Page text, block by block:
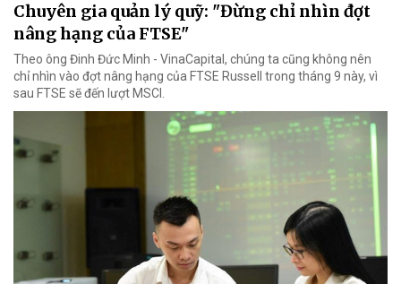
Chuyên gia quản lý quỹ: "Đừng chỉ nhìn đợt
nâng hạng của FTSE"
Theo ông Đinh Đức Minh - VinaCapital, chúng ta cũng không nên
chỉ nhìn vào đợt nâng hạng của FTSE Russell trong tháng 9 này, vì
sau FTSE sẽ đến lượt MSCI.